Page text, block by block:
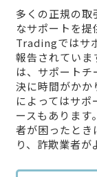
多くの正規の
なサポートを
Tradingではサ
報告されていま
は、サポート
決に時間がかか
によってはサ
ースもあります
者が困ったとき
り、詐欺業者が